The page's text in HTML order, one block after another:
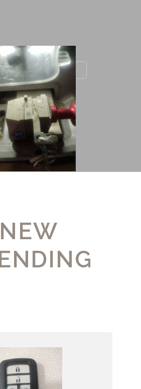
un presupuesto
NEW